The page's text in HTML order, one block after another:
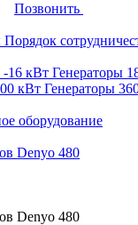
Позвонить
Порядок
-16 кВт Генераторы
кВт Генераторы
оборудование
Denyo 480
Denyo 480